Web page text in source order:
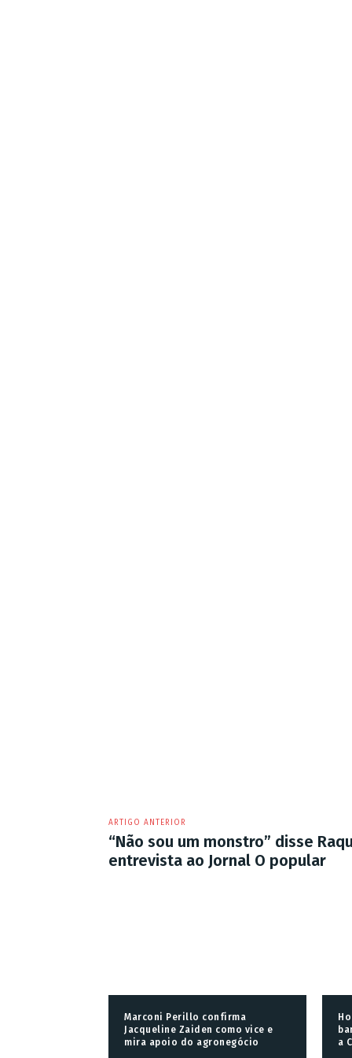
ARTIGO ANTERIOR
“Não sou um monstro” disse
entrevista ao Jornal O popular
Marconi Perillo confirma
Jacqueline Zaiden como vice e
mira apoio do agronegócio
a